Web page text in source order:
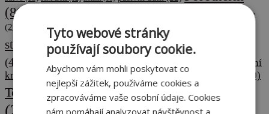
(89)
rekonstrukce
(23)
rodinný dům (37) rozhovor (14) seriál
stavba (65) stavba domu(251)
(44)
stavební materiál (114)
střešní
krytina
(29) střešní taška tisková zpráva tiskové zprávy (29)
Tondach (68) výstavba webinář (15) Wienerberger
(212)
Tyto webové stránky
používají soubory cookie.
Abychom vám mohli poskytovat co
nejlepší zážitek, používáme cookies a
zpracováváme vaše osobní údaje. Cookies
nám pomáhají analyzovat návštěvnost a